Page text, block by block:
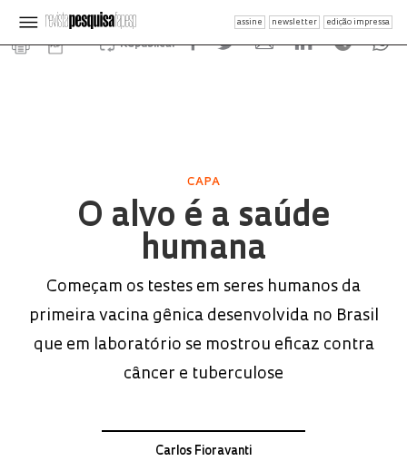
assine newsletter edição impressa
Republicar
CAPA
O alvo é a saúde
humana
Começam os testes em seres humanos da
primeira vacina gênica desenvolvida no Brasil
que em laboratório se mostrou eficaz contra
câncer e tuberculose
Carlos Fioravanti